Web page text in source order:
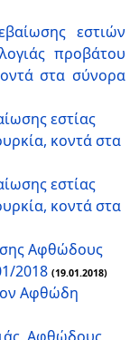
εστιών
προβάτου
στα σύνορα
εστίας
κοντά στα
εστίας
κοντά στα
Αφθώδους
2018 (19.01.2018)
Αφθώδη